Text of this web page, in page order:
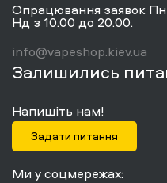
Опрацювання заявок
Нд з 10.00 до 20.00.
info@vapeshop.kiev.ua
Залишились
Напишіть нам!
Задати питання
Ми у соцмережах: